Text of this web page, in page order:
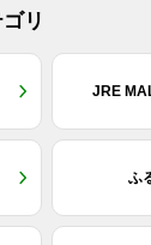
リ
JRE
ふ